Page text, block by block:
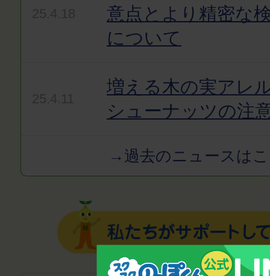
意点とより精密な
について
増える木の実アレ
シューナッツの注
→過去のニュースは